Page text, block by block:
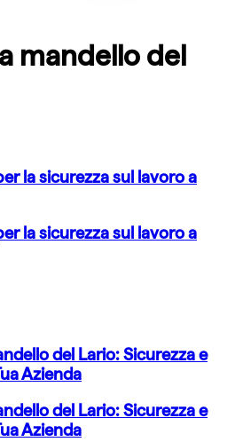
mandello del
la sicurezza sul lavoro a
la sicurezza sul lavoro a
del Lario: Sicurezza e
Azienda
del Lario: Sicurezza e
Azienda